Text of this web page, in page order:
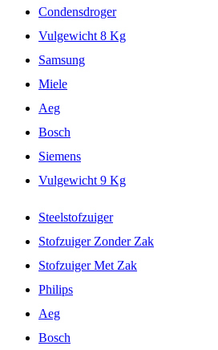
Condensdroger
Vulgewicht 8 Kg
Samsung
Miele
Aeg
Bosch
Siemens
Vulgewicht 9 Kg
Steelstofzuiger
Stofzuiger Zonder Zak
Stofzuiger Met Zak
Philips
Aeg
Bosch